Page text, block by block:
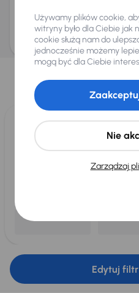
ani zagwarantowaną dostępnością
Dopraváků 874/15, Čimice, 184 00
Twoje dane osobowe zgodnie z
osobowych.
Wybieramy dla Ciebie
dla Ciebiedo 400
Edytuj filtr
Używamy plików cookie,
witryny było dla Ciebie jak
cookie służą nam do
jednocześnie możemy
mogą być dla Ciebie
Zarządzaj
Nie